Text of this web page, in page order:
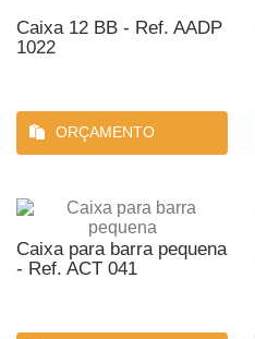
Caixa 12 BB - Ref. AADP
1022
ORÇAMENTO
Caixa para barra pequena
- Ref. ACT 041